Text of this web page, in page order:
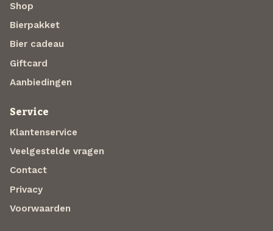
Shop
Bierpakket
Bier cadeau
Giftcard
Aanbiedingen
Service
Klantenservice
Veelgestelde vragen
Contact
Privacy
Voorwaarden